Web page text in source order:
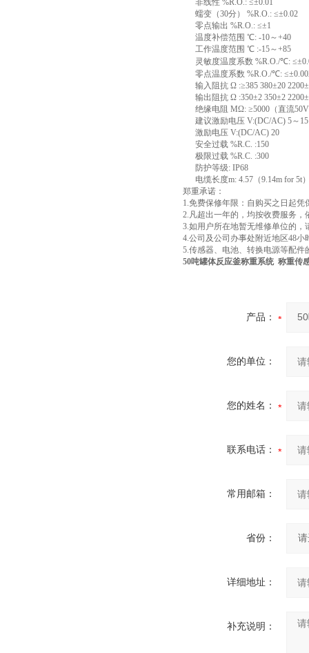
非线性 %R.O.: ≤±0.01
蠕变（30分） %R.O.: ≤±0.02
零点输出 %R.O.: ≤±1
温度补偿范围 ℃: -10～+40
工作温度范围 ℃ :-15～+85
灵敏度温度系数 %R.O./℃:
零点温度系数 %R.O./℃:
输入阻抗 Ω :≥385 380±20
输出阻抗 Ω :350±2 350±2
绝缘电阻 MΩ: ≥5000（直流
建议激励电压 V:(DC/AC) 5～15
激励电压 V:(DC/AC) 20
安全过载 %R.C. :150
极限过载 %R.C. :300
防护等级: IP68
电缆长度m: 4.57（9.14m for 5t
郑重承诺：
1.免费保修年限：自购买之日起
2.凡超出一年的，均按收费服务
3.如用户所在地暂无维修单位的
4.公司及公司办事处附近地区48小
5.传感器、电池、转换电源等配件
50吨罐体反应釜称重系统 称重传
产品：
您的单位：
您的姓名：
联系电话：
常用邮箱：
省份：
详细地址：
补充说明：